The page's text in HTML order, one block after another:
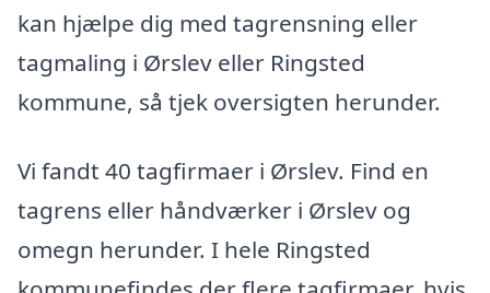
kan hjælpe dig med tagrensning eller
tagmaling i Ørslev eller Ringsted
kommune, så tjek oversigten herunder.
Vi fandt 40 tagfirmaer i Ørslev. Find en
tagrens eller håndværker i Ørslev og
omegn herunder. I hele Ringsted